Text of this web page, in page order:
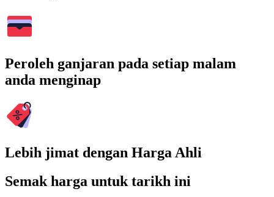
Peroleh ganjaran pada setiap malam
anda menginap
Lebih jimat dengan Harga Ahli
Semak harga untuk tarikh ini